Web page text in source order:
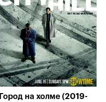
Город на холме (2019-